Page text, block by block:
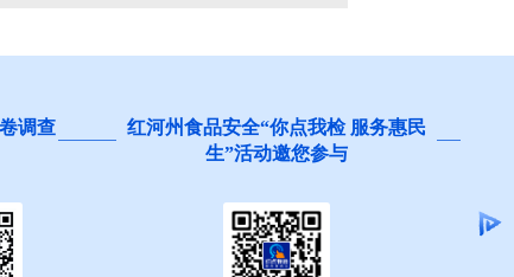
调查
红河州食品安全“你点我检 服务惠民
生”活动邀您参与